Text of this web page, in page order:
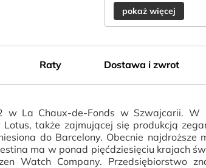
pokaż więcej
Raty Dostawa i zwrot
w La Chaux-de-Fonds w Szwajcarii. W
także zajmującej się produkcją
do Barcelony. Obecnie
ma w ponad pięćdziesięciu krajach
Watch Company. Przedsiębiorstwo